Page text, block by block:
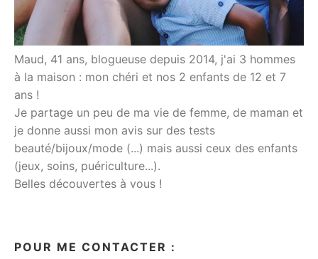
Maud, 41 ans, blogueuse depuis 2014, j'ai 3 hommes
à la maison : mon chéri et nos 2 enfants de 12 et 7
ans !
Je partage un peu de ma vie de femme, de maman et
je donne aussi mon avis sur des tests
beauté/bijoux/mode (...) mais aussi ceux des enfants
(jeux, soins, puériculture...).
Belles découvertes à vous !
POUR ME CONTACTER :